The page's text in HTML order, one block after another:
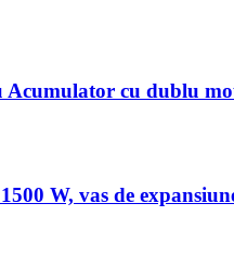
Acumulator cu dublu
W, vas de